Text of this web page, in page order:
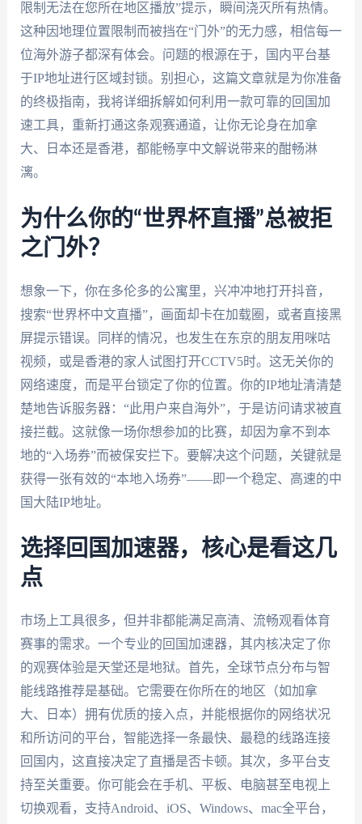
限制无法在您所在地区播放”提示，瞬间浇灭所有热情。
这种因地理位置限制而被挡在“门外”的无力感，相信每一
位海外游子都深有体会。问题的根源在于，国内平台基
于IP地址进行区域封锁。别担心，这篇文章就是为你准备
的终极指南，我将详细拆解如何利用一款可靠的回国加
速工具，重新打通这条观赛通道，让你无论身在加拿
大、日本还是香港，都能畅享中文解说带来的酣畅淋
漓。
为什么你的“世界杯直播”总被拒
之门外？
想象一下，你在多伦多的公寓里，兴冲冲地打开抖音，
搜索“世界杯中文直播”，画面却卡在加载圈，或者直接黑
屏提示错误。同样的情况，也发生在东京的朋友用咪咕
视频，或是香港的家人试图打开CCTV5时。这无关你的
网络速度，而是平台锁定了你的位置。你的IP地址清清楚
楚地告诉服务器：“此用户来自海外”，于是访问请求被直
接拦截。这就像一场你想参加的比赛，却因为拿不到本
地的“入场券”而被保安拦下。要解决这个问题，关键就是
获得一张有效的“本地入场券”——即一个稳定、高速的中
国大陆IP地址。
选择回国加速器，核心是看这几
点
市场上工具很多，但并非都能满足高清、流畅观看体育
赛事的需求。一个专业的回国加速器，其内核决定了你
的观赛体验是天堂还是地狱。首先，全球节点分布与智
能线路推荐是基础。它需要在你所在的地区（如加拿
大、日本）拥有优质的接入点，并能根据你的网络状况
和所访问的平台，智能选择一条最快、最稳的线路连接
回国内，这直接决定了直播是否卡顿。其次，多平台支
持至关重要。你可能会在手机、平板、电脑甚至电视上
切换观看，支持Android、iOS、Windows、mac全平台，